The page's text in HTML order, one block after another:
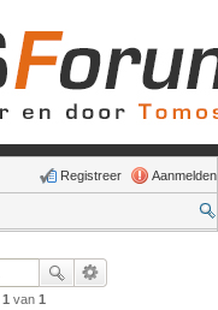
Aanmelden
Registreer
1 van 1